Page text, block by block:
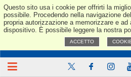
Questo sito usa i cookie per offrirti la
possibile. Procedendo nella navigazione
propria autorizzazione a memorizzare e
dispositivo. È possibile leggere la nostra
ACCETTO